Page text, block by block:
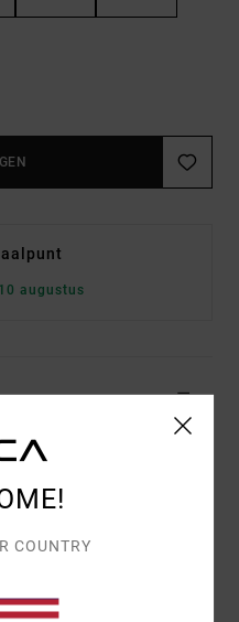
10 augustus
mouwen
COUNTRY